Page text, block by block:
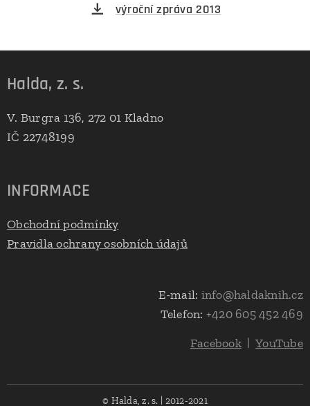
výroční zpráva 2013
Halda, z. s.
V. Burgra 136, 272 01 Kladno
IČ 22748199
INFORMACE
Obchodní podmínky
Pravidla ochrany osobních údajů
E-mail: info@haldaknih.cz
Telefon: +420 605 452 469
Facebook|YouTube
© Halda, z. s. | 2012-2021